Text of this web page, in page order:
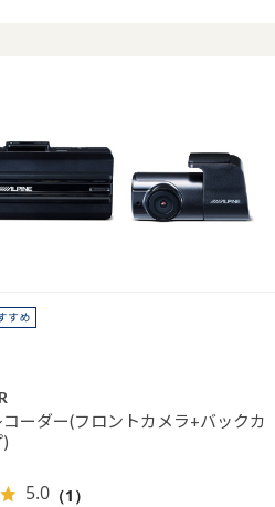
コーダー(フロントカメラ+バックカ
5.0 （1）